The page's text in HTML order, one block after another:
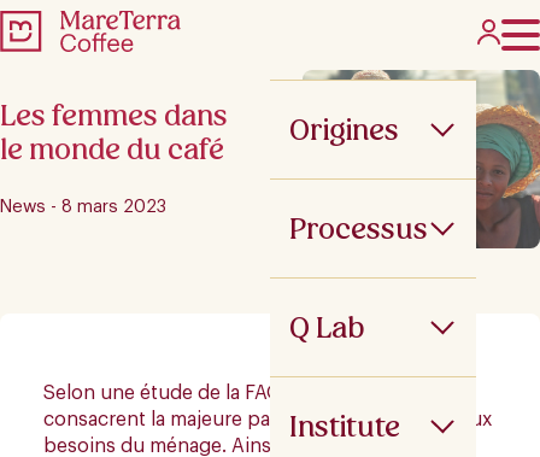
Origines
Processus
Q Lab
Institute
Les femmes dans
le monde du café
News - 8 mars 2023
Selon une étude de la FAO, les femmes
consacrent la majeure partie de leurs revenus aux
besoins du ménage. Ainsi, grâce au travail de